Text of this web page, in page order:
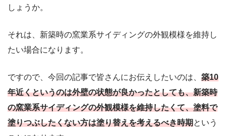
しょうか。
それは、新築時の窯業系サイディングの外観模様を維持し
たい場合になります。
ですので、今回の記事で皆さんにお伝えしたいのは、 築10
年近くというのは外壁の状態が良かったとしても、新築時
の窯業系サイディングの外観模様を維持したくて、塗料で
塗りつぶしたくない方は塗り替えを考えるべき時期という